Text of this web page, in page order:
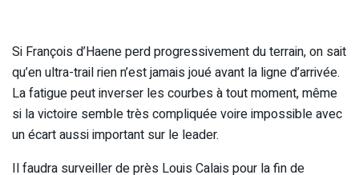
Si François d’Haene perd progressivement du terrain, on sait
qu’en ultra-trail rien n’est jamais joué avant la ligne d’arrivée.
La fatigue peut inverser les courbes à tout moment, même
si la victoire semble très compliquée voire impossible avec
un écart aussi important sur le leader.
Il faudra surveiller de près Louis Calais pour la fin de